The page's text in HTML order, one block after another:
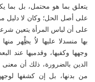
يتعلق بما هو محتمل، بل بما
على أصل الحل؛ وكان لا دليل
على أن لباس المرأة يتعين شرعا
بها منسدلا عليها لاُ يظِْهر
وجهها وكفيها، وقدميها عند
الدين بالضرورة، ذلك أن معنى
من بدنها، بل إن كشفها